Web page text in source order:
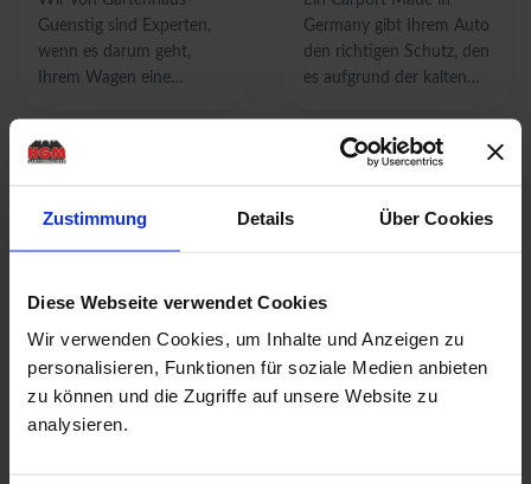
Zustimmung Details Über Cookies
Diese Webseite verwendet Cookies
Wir verwenden Cookies, um Inhalte und Anzeigen zu
personalisieren, Funktionen für soziale Medien anbieten
zu können und die Zugriffe auf unsere Website zu
analysieren.
Guenstig sind Experten,
wenn es darum geht,
Ihrem Wagen eine
Garage aus Holz zu
Germany gibt Ihrem Auto
den richtigen Schutz, den
es aufgrund der kalten
im Winter benötigt.
Zustand des Holzes und
Carport mit
Gartenhaus:
praktischer
Unterstand für Ihr
Carport oder Garage?
Bei uns erhalten Sie
beides